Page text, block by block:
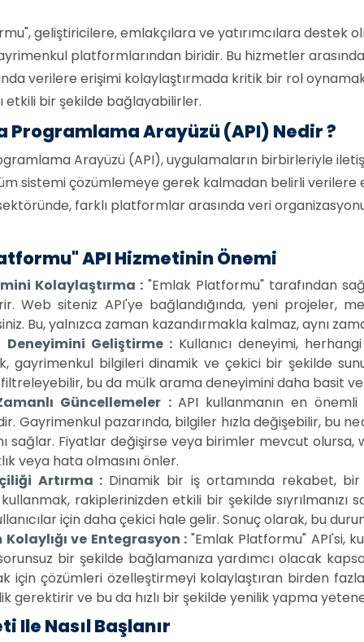
geliştiricilere, emlakçılara ve yatırımcılara
platformlarından biridir. Bu hizmetler
verilere erişimi kolaylaştırmada kritik bir rol
etkili bir şekilde bağlayabilirler.
Programlama Arayüzü (API) Nedir ?
Arayüzü (API), uygulamaların birbirleriyle
sistemi çözümlemeye gerek kalmadan belirli
farklı platformlar arasında veri
API Hizmetinin Önemi
Kolaylaştırma : "Emlak Platformu" tarafından
Web siteniz API'ye bağlandığında, yeni projeler,
Bu, yalnızca zaman kazandırmakla kalmaz, aynı
Deneyimini Geliştirme : Kullanıcı deneyimi,
gayrimenkul bilgileri dinamik ve çekici bir şekilde
filtreleyebilir, bu da mülk arama deneyimini daha basit
Güncellemeler : API kullanmanın en
Gayrimenkul pazarında, bilgiler hızla değişebilir, bu
sağlar. Fiyatlar değişirse veya birimler mevcut
veya hata olmasını önler.
Artırma : Dinamik bir iş ortamında rekabet, bir
rakiplerinizden etkili bir şekilde
için daha çekici hale gelir. Sonuç olarak, bu
Kolaylığı ve Entegrasyon : "Emlak Platformu" API'si,
bir şekilde bağlamanıza yardımcı olacak
için çözümleri özelleştirmeyi kolaylaştıran birden
gerektirir ve bu da hızlı bir şekilde yenilik yapma
Ile Nasıl Başlanır